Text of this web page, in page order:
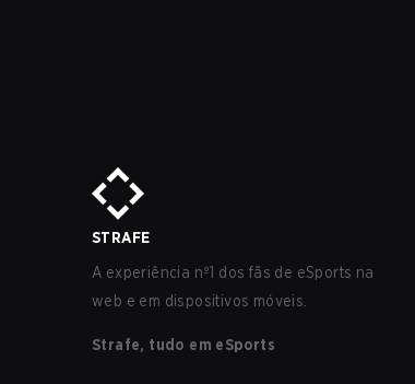
STRAFE
A experiência nº1 dos fãs de eSports na
web e em dispositivos móveis.
Strafe, tudo em eSports